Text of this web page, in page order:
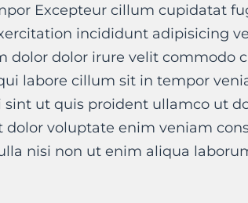
Excepteur cillum cupidatat
incididunt adipisicing
dolor dolor irure velit commodo
labore cillum sit in tempor
ut quis proident ullamco ut
voluptate enim veniam
nisi non ut enim aliqua